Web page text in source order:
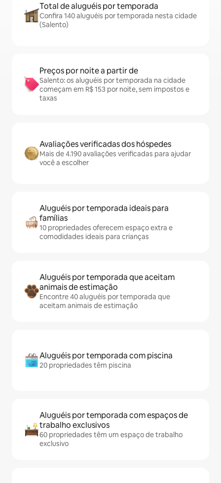
Total de aluguéis por temporada
Confira 140 aluguéis por temporada nesta cidade
(Salento)
Preços por noite a partir de
Salento: os aluguéis por temporada na cidade
começam em R$ 153 por noite, sem impostos e
taxas
Avaliações verificadas dos hóspedes
Mais de 4.190 avaliações verificadas para ajudar
você a escolher
Aluguéis por temporada ideais para
famílias
10 propriedades oferecem espaço extra e
comodidades ideais para crianças
Aluguéis por temporada que aceitam
animais de estimação
Encontre 40 aluguéis por temporada que
aceitam animais de estimação
Aluguéis por temporada com piscina
20 propriedades têm piscina
Aluguéis por temporada com espaços de
trabalho exclusivos
60 propriedades têm um espaço de trabalho
exclusivo